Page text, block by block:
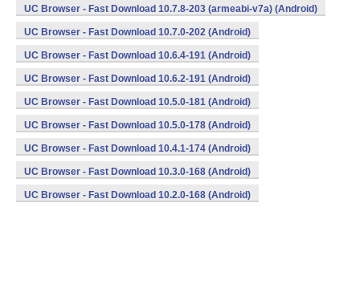
UC Browser - Fast Download 10.7.8-203 (armeabi-v7a) (Android)
UC Browser - Fast Download 10.7.0-202 (Android)
UC Browser - Fast Download 10.6.4-191 (Android)
UC Browser - Fast Download 10.6.2-191 (Android)
UC Browser - Fast Download 10.5.0-181 (Android)
UC Browser - Fast Download 10.5.0-178 (Android)
UC Browser - Fast Download 10.4.1-174 (Android)
UC Browser - Fast Download 10.3.0-168 (Android)
UC Browser - Fast Download 10.2.0-168 (Android)